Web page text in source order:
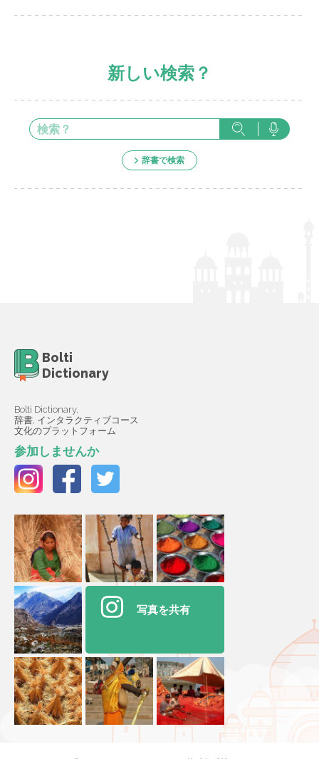
新しい検索？
辞書で検索
Bolti
Dictionary
Bolti Dictionary,
辞書, インタラクティブコース
文化のプラットフォーム
参加しませんか
写真を共有